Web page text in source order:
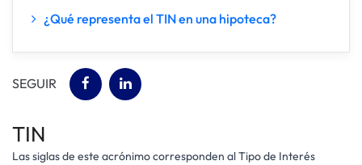
¿Qué representa el TIN en una hipoteca?
SEGUIR
TIN
Las siglas de este acrónimo corresponden al Tipo de Interés